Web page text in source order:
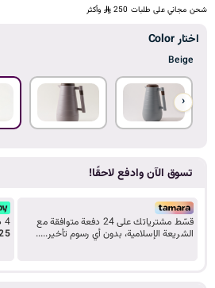
شحن مجاني على طلبات 250 وأكثر
اختار Color
Beige
‹
تسوق الآن وادفع لاحقًا!
قسّط مشترياتك على 24 دفعة متوافقة مع
الشريعة الإسلامية، بدون أي رسوم تأخير.....
4 دفعات بلا فوائد بقيمة